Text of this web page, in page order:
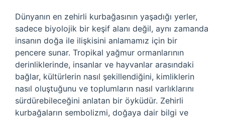
Dünyanın en zehirli kurbağasının yaşadığı yerler,
sadece biyolojik bir keşif alanı değil, aynı zamanda
insanın doğa ile ilişkisini anlamamız için bir
pencere sunar. Tropikal yağmur ormanlarının
derinliklerinde, insanlar ve hayvanlar arasındaki
bağlar, kültürlerin nasıl şekillendiğini, kimliklerin
nasıl oluştuğunu ve toplumların nasıl varlıklarını
sürdürebileceğini anlatan bir öyküdür. Zehirli
kurbağaların sembolizmi, doğaya dair bilgi ve